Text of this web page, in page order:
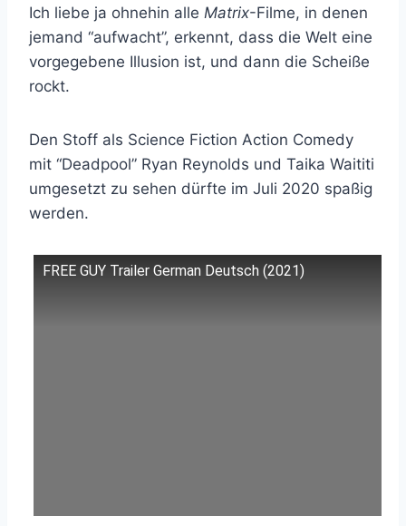
Ich liebe ja ohnehin alle Matrix-Filme, in denen
jemand “aufwacht”, erkennt, dass die Welt eine
vorgegebene Illusion ist, und dann die Scheiße
rockt.
Den Stoff als Science Fiction Action Comedy
mit “Deadpool” Ryan Reynolds und Taika Waititi
umgesetzt zu sehen dürfte im Juli 2020 spaßig
werden.
FREE GUY Trailer German Deutsch (2021)